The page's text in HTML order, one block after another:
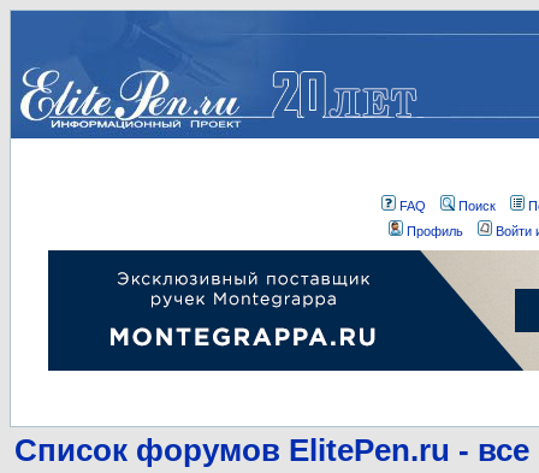
FAQ Поиск
Профиль
Войти
Список форумов ElitePen.ru - все